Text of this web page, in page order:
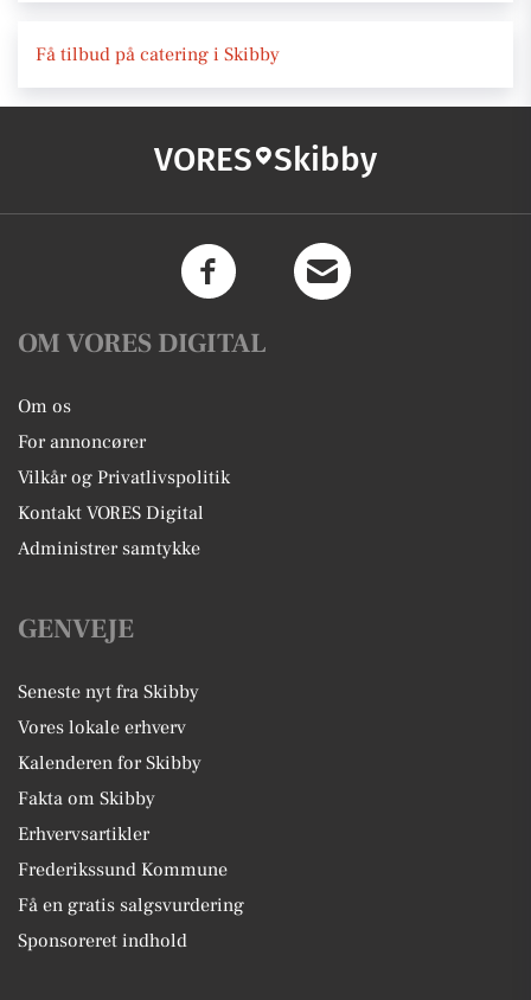
Få tilbud på catering i Skibby
VORES Skibby
OM VORES DIGITAL
Om os
For annoncører
Vilkår og Privatlivspolitik
Kontakt VORES Digital
Administrer samtykke
GENVEJE
Seneste nyt fra Skibby
Vores lokale erhverv
Kalenderen for Skibby
Fakta om Skibby
Erhvervsartikler
Frederikssund Kommune
Få en gratis salgsvurdering
Sponsoreret indhold